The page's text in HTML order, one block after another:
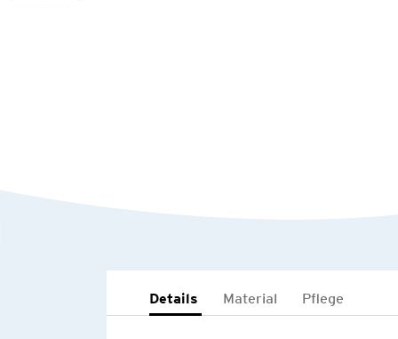
Details Material Pflege